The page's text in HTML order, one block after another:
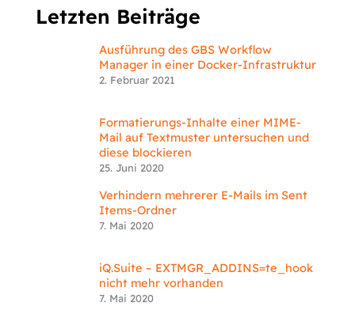
Letzten Beiträge
Ausführung des GBS Workflow
Manager in einer Docker-Infrastruktur
2. Februar 2021
Formatierungs-Inhalte einer MIME-
Mail auf Textmuster untersuchen und
diese blockieren
25. Juni 2020
Verhindern mehrerer E-Mails im Sent
Items-Ordner
7. Mai 2020
iQ.Suite – EXTMGR_ADDINS=te_hook
nicht mehr vorhanden
7. Mai 2020